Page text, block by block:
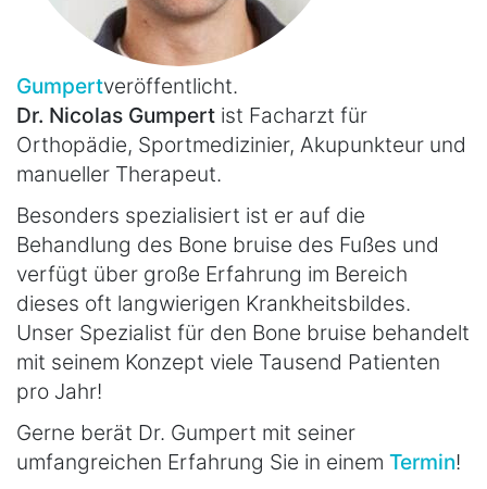
Gumpertveröffentlicht.
Dr. Nicolas Gumpert ist Facharzt für
Orthopädie, Sportmedizinier, Akupunkteur und
manueller Therapeut.
Besonders spezialisiert ist er auf die
Behandlung des Bone bruise des Fußes und
verfügt über große Erfahrung im Bereich
dieses oft langwierigen Krankheitsbildes.
Unser Spezialist für den Bone bruise behandelt
mit seinem Konzept viele Tausend Patienten
pro Jahr!
Gerne berät Dr. Gumpert mit seiner
umfangreichen Erfahrung Sie in einem Termin!